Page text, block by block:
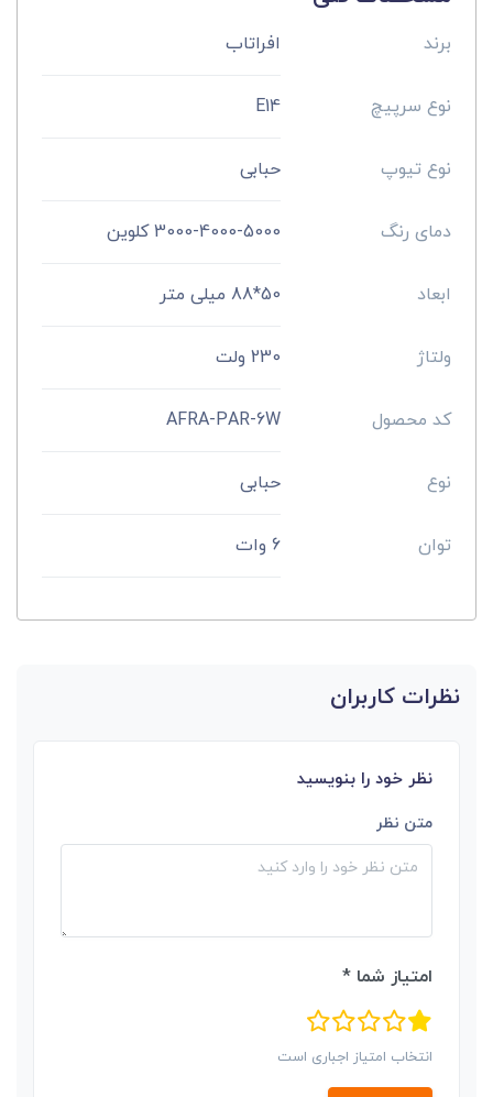
برند افراتاب
نوع سرپیچ E14
نوع تیوپ حبابی
دمای رنگ 3000-4000-5000 کلوین
ابعاد 50*88 میلی متر
ولتاژ 230 ولت
کد محصول AFRA-PAR-6W
نوع حبابی
توان 6 وات
نظرات کاربران
نظر خود را بنویسید
متن نظر
امتیاز شما *
انتخاب امتیاز اجباری است